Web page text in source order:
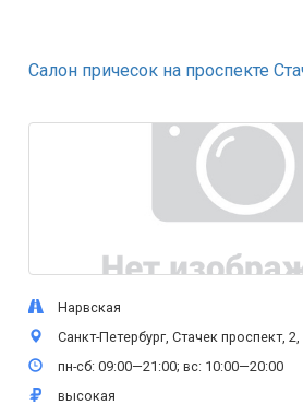
Салон причесок на проспекте
Нарвская
Санкт-Петербург, Стачек проспект,
пн-сб: 09:00—21:00; вс: 10:00—20:00
высокая